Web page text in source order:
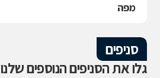
מפה
סניפים
גלו את הסניפים הנוספים שלנו